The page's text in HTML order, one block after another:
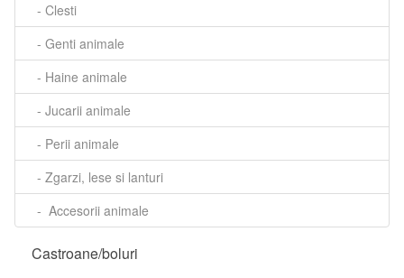
- Clesti
- Genti animale
- Haine animale
- Jucarii animale
- Perii animale
- Zgarzi, lese si lanturi
- Accesorii animale
Castroane/boluri